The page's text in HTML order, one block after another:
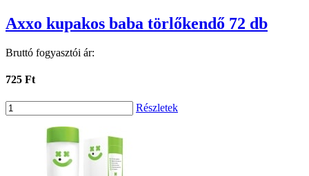
Axxo kupakos baba törlőkendő 72 db
Bruttó fogyasztói ár:
725 Ft
Részletek